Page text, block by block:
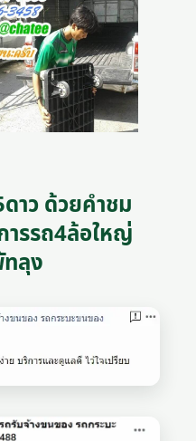
าว ด้วยคำชม
ารรถ4ล้อใหญ่
ลุง